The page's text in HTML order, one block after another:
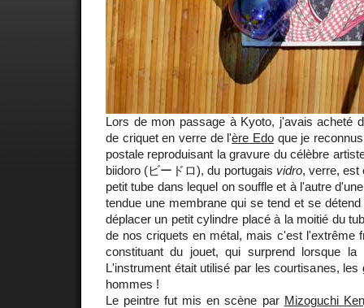
Lors de mon passage à Kyoto, j'avais acheté
de criquet en verre de l'ère Edoque je
postale reproduisant la gravure du célèbre
biidoro (ビードロ), du portugais vidro, verre, est
petit tube dans lequel on souffle et à l'autre
tendue une membrane qui se tend et se
déplacer un petit cylindre placé à la moitié du
de nos criquets en métal, mais c'est l'extrême
constituant du jouet, qui surprend lorsque la
L'instrument était utilisé par les courtisanes, les
hommes !
Le peintre fut mis en scène par Mizoguchi